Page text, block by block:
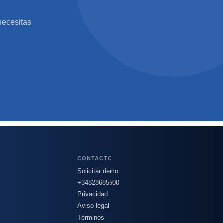
CONTACTO
Solicitar demo
+34828685500
Privacidad
Aviso legal
Términos